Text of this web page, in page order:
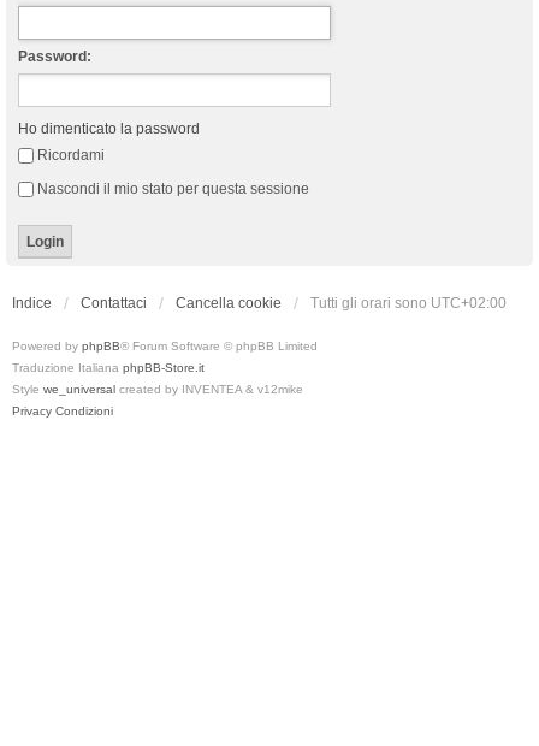
Password:
Ho dimenticato la password
Ricordami
Nascondi il mio stato per questa sessione
Indice Contattaci Cancella cookie Tutti gli orari sono UTC+02:00
Powered by phpBB® Forum Software © phpBB Limited
Traduzione Italiana phpBB-Store.it
Style we_universal created by INVENTEA & v12mike
Privacy Condizioni